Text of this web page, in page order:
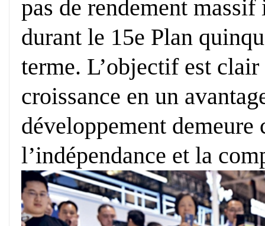
pas de rendement
durant le 15e Plan
terme. L’objectif est
croissance en un
développement
l’indépendance et la